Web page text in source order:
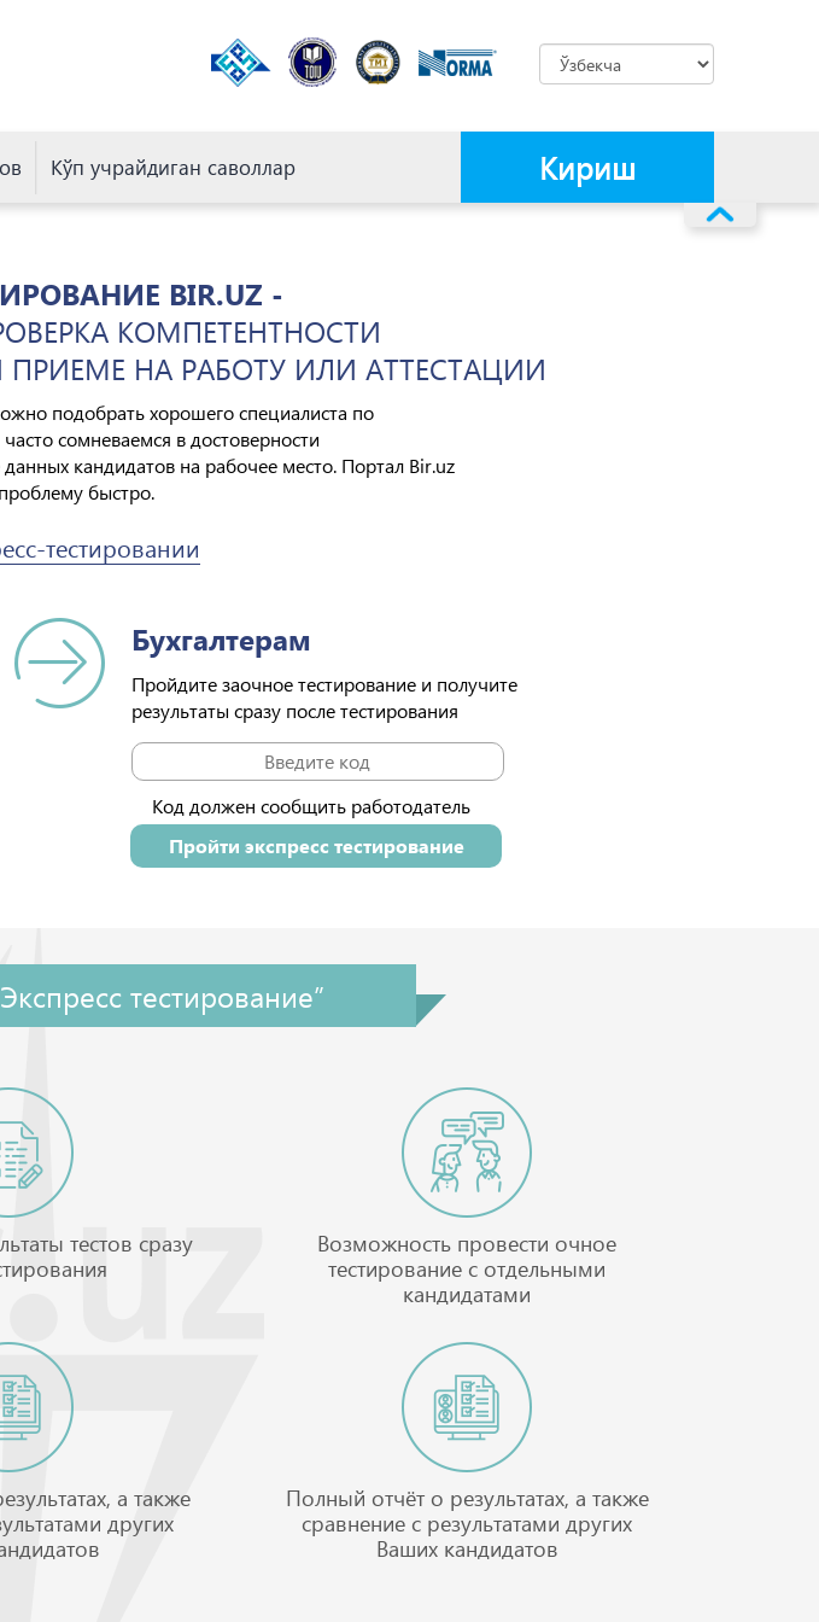
Кўп учрайдиган саволлар Кириш
BIR.UZ -
КОМПЕТЕНТНОСТИ
ПРИЕМЕ НА РАБОТУ ИЛИ АТТЕСТАЦИИ
подобрать хорошего специалиста по
сомневаемся в достоверности
кандидатов на рабочее место. Портал Bir.uz
быстро.
тестировании
Бухгалтерам
Пройдите заочное тестирование и получите
результаты сразу после тестирования
Код должен сообщить работодатель
Пройти экспресс тестирование
тестирование”
тестов сразу
Возможность провести очное
тестирование с отдельными
кандидатами
а также
других
Полный отчёт о результатах, а также
сравнение с результатами других
Ваших кандидатов